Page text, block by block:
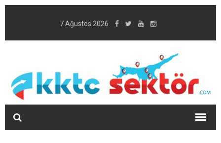
7 Ağustos 2026